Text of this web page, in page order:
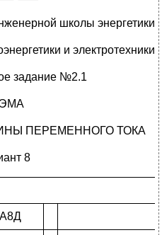
школы энергетики
и электротехники
задание №2.1
ПЕРЕМЕННОГО ТОКА
8